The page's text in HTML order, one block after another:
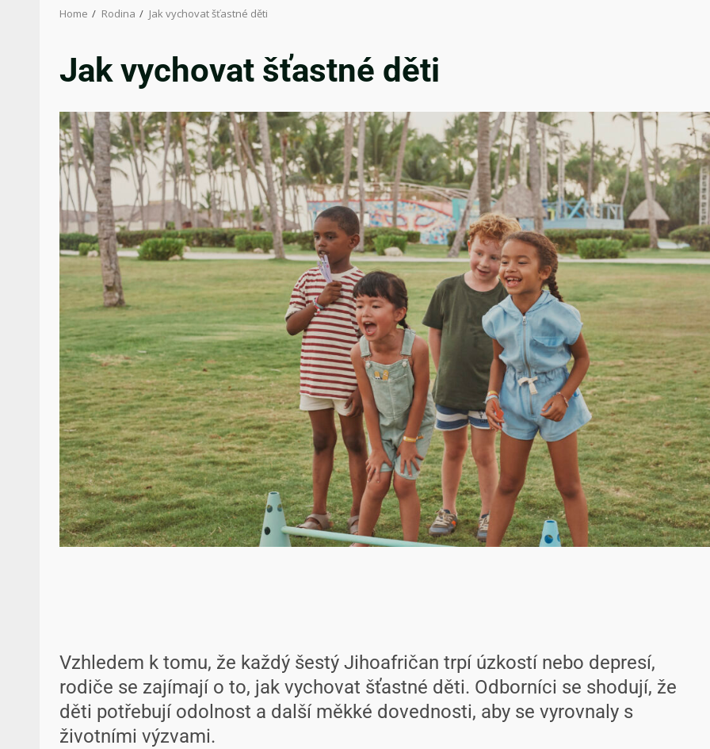
Home Rodina Jak vychovat šťastné děti
Jak vychovat šťastné děti
Vzhledem k tomu, že každý šestý Jihoafričan trpí úzkostí nebo depresí,
rodiče se zajímají o to, jak vychovat šťastné děti. Odborníci se shodují, že
děti potřebují odolnost a další měkké dovednosti, aby se vyrovnaly s
životními výzvami.